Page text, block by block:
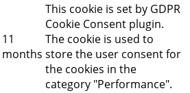
11
months
This cookie is set by GDPR
Cookie Consent plugin.
The cookie is used to
store the user consent for
the cookies in the
category "Performance".